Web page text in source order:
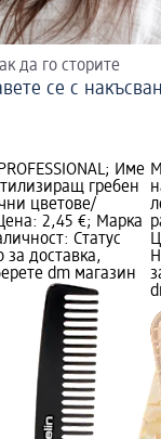
да го сторите
се с
Име
гребен
цветове/
2,45 €; Марка
Статус
доставка,
dm магазин